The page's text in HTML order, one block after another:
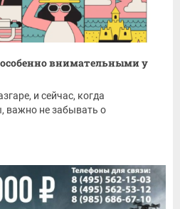
внимательными у
и сейчас, когда
важно не забывать о